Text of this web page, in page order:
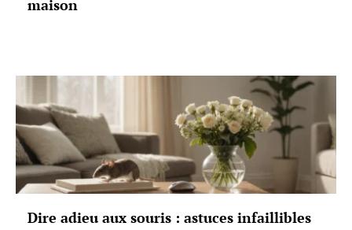
maison
Dire adieu aux souris : astuces infaillibles